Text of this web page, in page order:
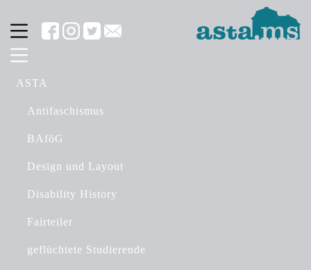
ASTA
Antifaschismus
BAföG
Design und Layout
Disability History
Fairteiler
geflüchtete Studierende